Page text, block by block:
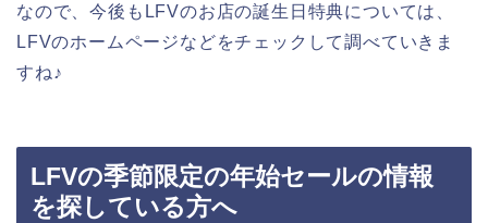
なので、今後もLFVのお店の誕生日特典については、
LFVのホームページなどをチェックして調べていきま
すね♪
LFVの季節限定の年始セールの情報
を探している方へ